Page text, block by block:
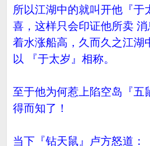
所以江湖中的就叫开他『于
喜，这样只会印证他所卖
着水涨船高，久而久之江湖
以 『于太岁』相称。
至于他为何惹上陷空岛『五
得而知了！
当下『钻天鼠』卢方怒道：